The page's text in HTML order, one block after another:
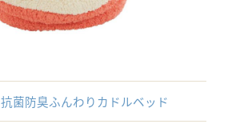
抗菌防臭ふんわりカドルベッド